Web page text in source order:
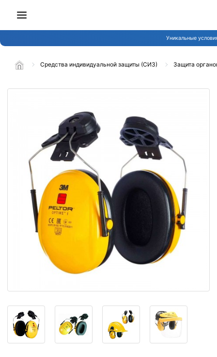
Уникальные
Средства индивидуальной защиты (СИЗ) Защита